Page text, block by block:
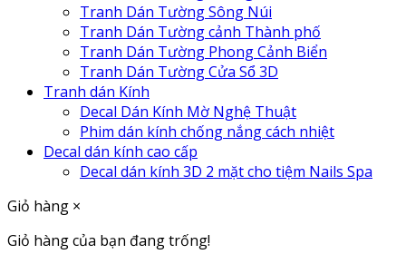
Tranh Dán Tường Sông Núi
Tranh Dán Tường cảnh Thành phố
Tranh Dán Tường Phong Cảnh Biển
Tranh Dán Tường Cửa Sổ 3D
Tranh dán Kính
Decal Dán Kính Mờ Nghệ Thuật
Phim dán kính chống nắng cách nhiệt
Decal dán kính cao cấp
Decal dán kính 3D 2 mặt cho tiệm Nails Spa
Giỏ hàng ×
Giỏ hàng của bạn đang trống!